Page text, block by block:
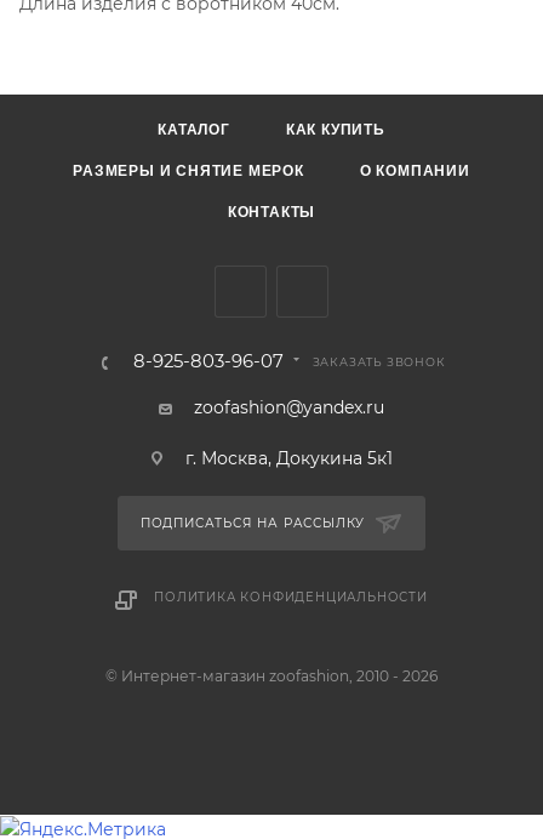
КАТАЛОГ КАК КУПИТЬ
РАЗМЕРЫ И СНЯТИЕ МЕРОК О КОМПАНИИ
КОНТАКТЫ
8-925-803-96-07 ЗАКАЗАТЬ ЗВОНОК
zoofashion@yandex.ru
г. Москва, Докукина 5к1
ПОДПИСАТЬСЯ НА РАССЫЛКУ
ПОЛИТИКА КОНФИДЕНЦИАЛЬНОСТИ
© Интернет-магазин zoofashion, 2010 - 2026